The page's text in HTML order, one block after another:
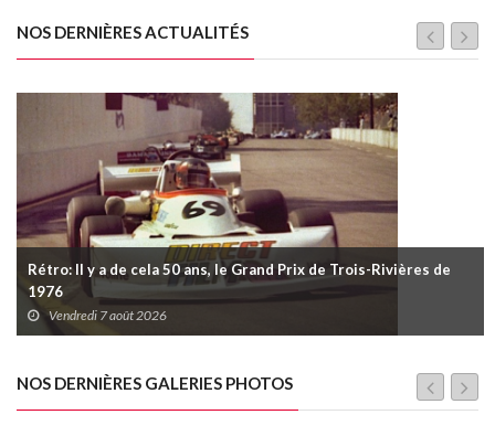
NOS DERNIÈRES ACTUALITÉS
Rétro: Il y a de cela 50 ans, le Grand Prix de Trois-Rivières de
1976
Vendredi 7 août 2026
NOS DERNIÈRES GALERIES PHOTOS